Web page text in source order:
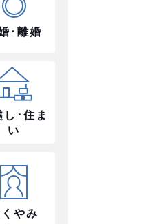
･離婚
し･住ま
い
やみ